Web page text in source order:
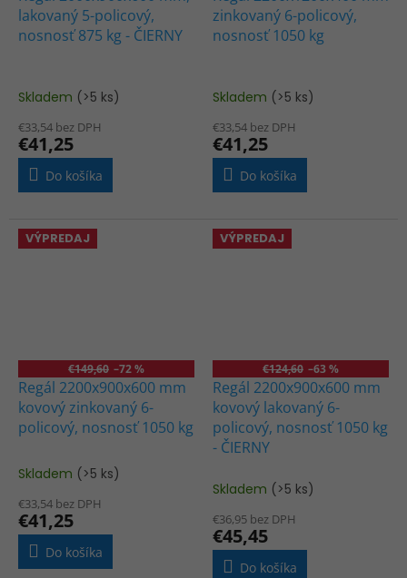
lakovaný 5-policový,
nosnosť 875 kg - ČIERNY
Skladem (>5 ks)
€33,54 bez DPH
€41,25
Do košíka
zinkovaný 6-policový,
nosnosť 1050 kg
Skladem (>5 ks)
€33,54 bez DPH
€41,25
Do košíka
VÝPREDAJ
€149,60 –72 %
Regál 2200x900x600 mm
kovový zinkovaný 6-
policový, nosnosť 1050 kg
Priemerné
produktu
je
3,0
Skladem (>5 ks)
€33,54 bez DPH
€41,25
Do košíka
VÝPREDAJ
€124,60 –63 %
Regál 2200x900x600 mm
kovový lakovaný 6-
policový, nosnosť 1050 kg
- ČIERNY
Skladem (>5 ks)
€36,95 bez DPH
€45,45
Do košíka